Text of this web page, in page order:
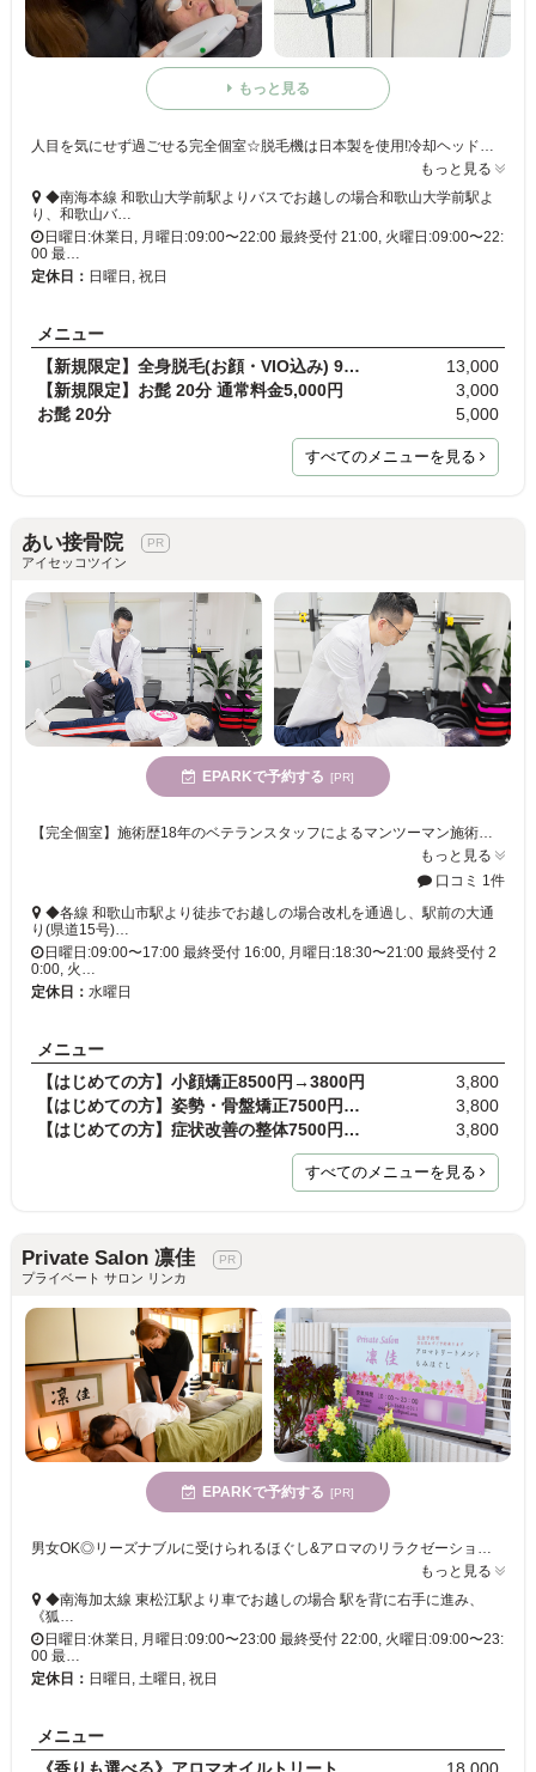
もっと見る
人目を気にせず過ごせる完全個室☆脱毛機は日本製を使用!冷却ヘッドが安定した温度で肌への刺激を抑えながら丁寧な施術が受けられる
もっと見る
◆南海本線 和歌山大学前駅よりバスでお越しの場合和歌山大学前駅よ
り、和歌山バ…
日曜日:休業日, 月曜日:09:00〜22:00 最終受付 21:00, 火曜日:09:00〜22:
00 最…
定休日： 日曜日, 祝日
メニュー
【新規限定】全身脱毛(お顔・VIO込み) 90分 通常料金…
13,000
【新規限定】お髭 20分 通常料金5,000円
3,000
お髭 20分
5,000
すべてのメニューを見る
あい接骨院
アイセッコツイン
EPARKで予約する [PR]
【完全個室】施術歴18年のベテランスタッフによるマンツーマン施術★刺激を抑えた優しい施術なので女性や高齢者の方でも安心して通っていただけます。
もっと見る
口コミ 1件
◆各線 和歌山市駅より徒歩でお越しの場合改札を通過し、駅前の大通
り(県道15号)…
日曜日:09:00〜17:00 最終受付 16:00, 月曜日:18:30〜21:00 最終受付 2
0:00, 火…
定休日： 水曜日
メニュー
【はじめての方】小顔矯正8500円→3800円
3,800
【はじめての方】姿勢・骨盤矯正7500円→3800円
3,800
【はじめての方】症状改善の整体7500円→3800円
3,800
すべてのメニューを見る
Private Salon 凛佳
プライベート サロン リンカ
EPARKで予約する [PR]
男女OK◎リーズナブルに受けられるほぐし&アロマのリラクゼーションサロン。疲れや筋肉の緊張を緩めます♪
もっと見る
◆南海加太線 東松江駅より車でお越しの場合 駅を背に右手に進み、
《狐…
日曜日:休業日, 月曜日:09:00〜23:00 最終受付 22:00, 火曜日:09:00〜23:
00 最…
定休日： 日曜日, 土曜日, 祝日
メニュー